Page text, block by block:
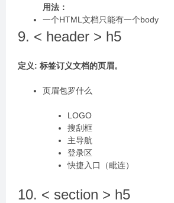
⽤法：
⼀个HTML⽂档只能有⼀个body
9. < header > h5
定义: 标签订义⽂档的⻚眉。
⻚眉包罗什么
LOGO
搜刮框
主导航
登录区
快捷⼊⼝（毗连）
10. < section > h5